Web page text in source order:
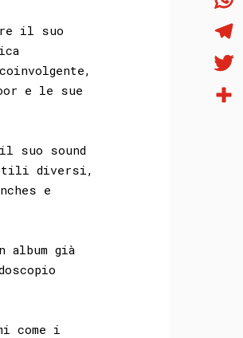
il suo
e le sue
suo sound
stili diversi,
e
album già
come i